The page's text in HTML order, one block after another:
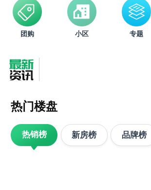
团购 小区 专题
热门楼盘
热销榜 新房榜 品牌榜